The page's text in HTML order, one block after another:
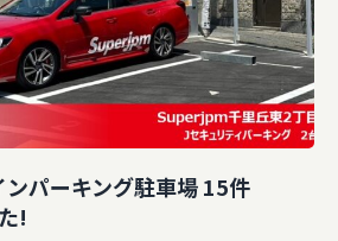
パーキング駐車場 15件
!